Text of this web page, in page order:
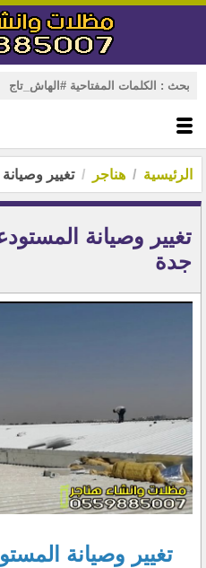
الرئيسية هناجر تغيير
تغيير وصيانة
جدة
تغيير وصيانة